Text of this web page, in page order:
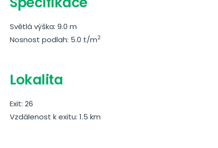
Světlá výška: 9.0 m
Nosnost podlah: 5.0 t/m2
Lokalita
Exit: 26
Vzdálenost k exitu: 1.5 km